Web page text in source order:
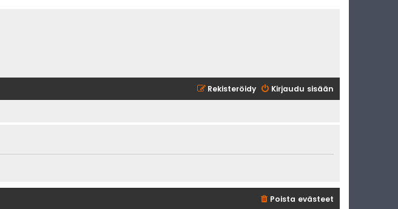
Kirjaudu sisään
Rekisteröidy
Poista evästeet